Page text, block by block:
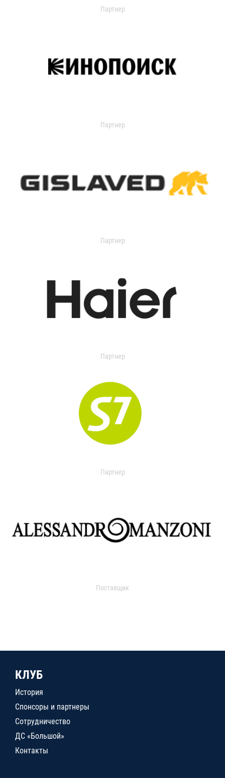
Партнер
Партнер
Партнер
Партнер
Партнер
Поставщик
КЛУБ
История
Спонсоры и партнеры
Сотрудничество
ДС «Большой»
Контакты